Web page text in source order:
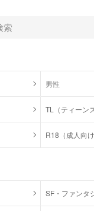
男性
TL（ティーン
R18（成人向け
SF・ファンタ